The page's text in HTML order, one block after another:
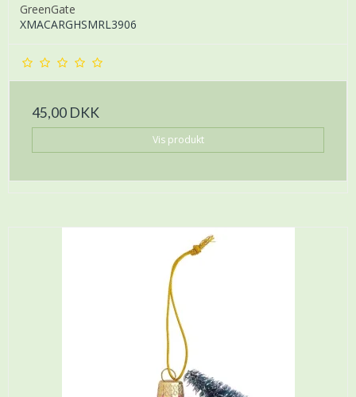
GreenGate
XMACARGHSMRL3906
45,00 DKK
Vis produkt